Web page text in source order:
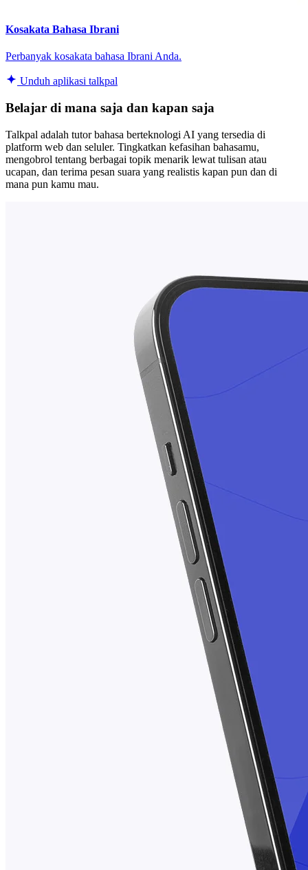
Kosakata Bahasa Ibrani
Perbanyak kosakata bahasa Ibrani Anda.
Unduh aplikasi talkpal
Belajar di mana saja dan kapan saja
Talkpal adalah tutor bahasa berteknologi AI yang tersedia di
platform web dan seluler. Tingkatkan kefasihan bahasamu,
mengobrol tentang berbagai topik menarik lewat tulisan atau
ucapan, dan terima pesan suara yang realistis kapan pun dan di
mana pun kamu mau.